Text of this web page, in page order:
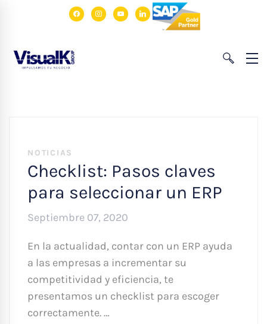
facebookinstagram
youtubelinkedin
NOTICIAS
Checklist: Pasos claves
para seleccionar un ERP
Septiembre 07, 2020
En la actualidad, contar con un ERP ayuda
a las empresas a incrementar su
competitividad y eficiencia, te
presentamos un checklist para escoger
correctamente. …